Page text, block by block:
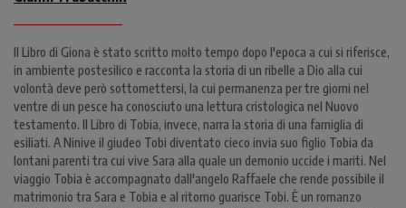
Il Libro di Giona è stato scritto molto tempo dopo l'epoca a cui si riferisce,
in ambiente postesilico e racconta la storia di un ribelle a Dio alla cui
volontà deve però sottomettersi, la cui permanenza per tre giorni nel
ventre di un pesce ha conosciuto una lettura cristologica nel Nuovo
testamento. Il Libro di Tobia, invece, narra la storia di una famiglia di
esiliati. A Ninive il giudeo Tobi diventato cieco invia suo figlio Tobia da
lontani parenti tra cui vive Sara alla quale un demonio uccide i mariti. Nel
viaggio Tobia è accompagnato dall'angelo Raffaele che rende possibile il
matrimonio tra Sara e Tobia e al ritorno guarisce Tobi. È un romanzo